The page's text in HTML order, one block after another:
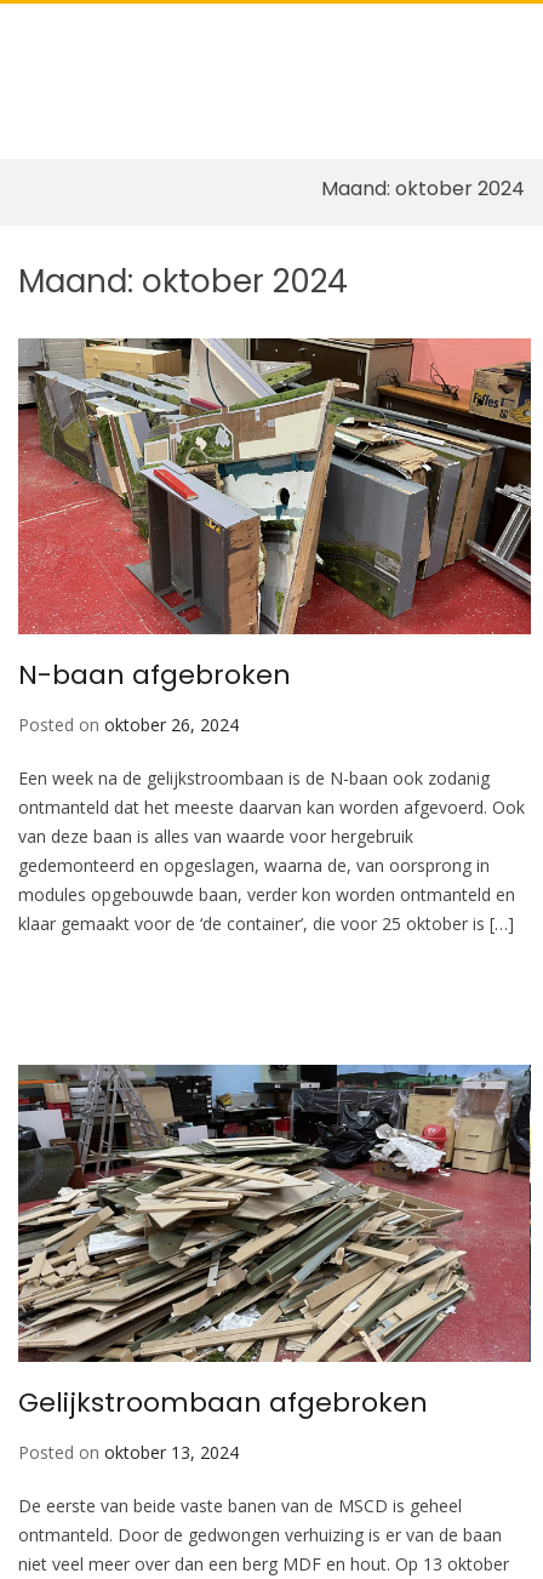
Maand: oktober 2024
Maand: oktober 2024
N-baan afgebroken
Posted on oktober 26, 2024
Een week na de gelijkstroombaan is de N-baan ook zodanig
ontmanteld dat het meeste daarvan kan worden afgevoerd. Ook
van deze baan is alles van waarde voor hergebruik
gedemonteerd en opgeslagen, waarna de, van oorsprong in
modules opgebouwde baan, verder kon worden ontmanteld en
klaar gemaakt voor de ‘de container’, die voor 25 oktober is […]
Gelijkstroombaan afgebroken
Posted on oktober 13, 2024
De eerste van beide vaste banen van de MSCD is geheel
ontmanteld. Door de gedwongen verhuizing is er van de baan
niet veel meer over dan een berg MDF en hout. Op 13 oktober